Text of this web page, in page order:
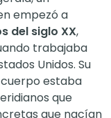
empezó a
del siglo XX,
trabajaba
Unidos. Su
estaba
que
que nacían